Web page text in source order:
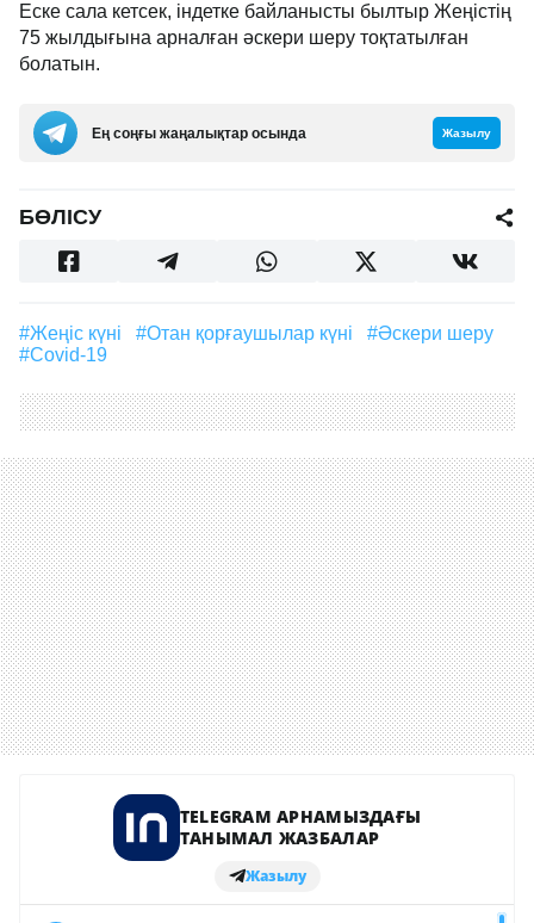
Еске сала кетсек, індетке байланысты былтыр Жеңістің
75 жылдығына арналған әскери шеру тоқтатылған
болатын.
Ең соңғы жаңалықтар осында Жазылу
БӨЛІСУ
#Жеңіс күні #Отан қорғаушылар күні
#Әскери шеру
#Covid-19